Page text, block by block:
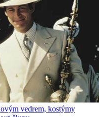
vedrem, kostýmy